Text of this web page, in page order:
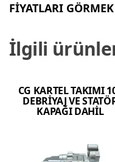
FİYATLARI
İlgili
CG KARTEL TAKIMI
DEBRİYAJ VE
KAPAĞI DAHİL